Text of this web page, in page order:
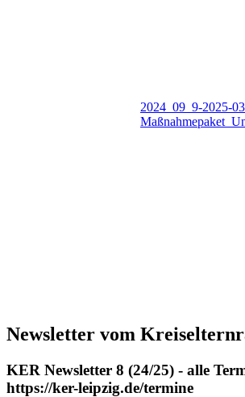
2024_09_9-2025-
Newsletter vom
KER Newsletter 8 (24/25) - alle
https://ker-leipzig.de/termine